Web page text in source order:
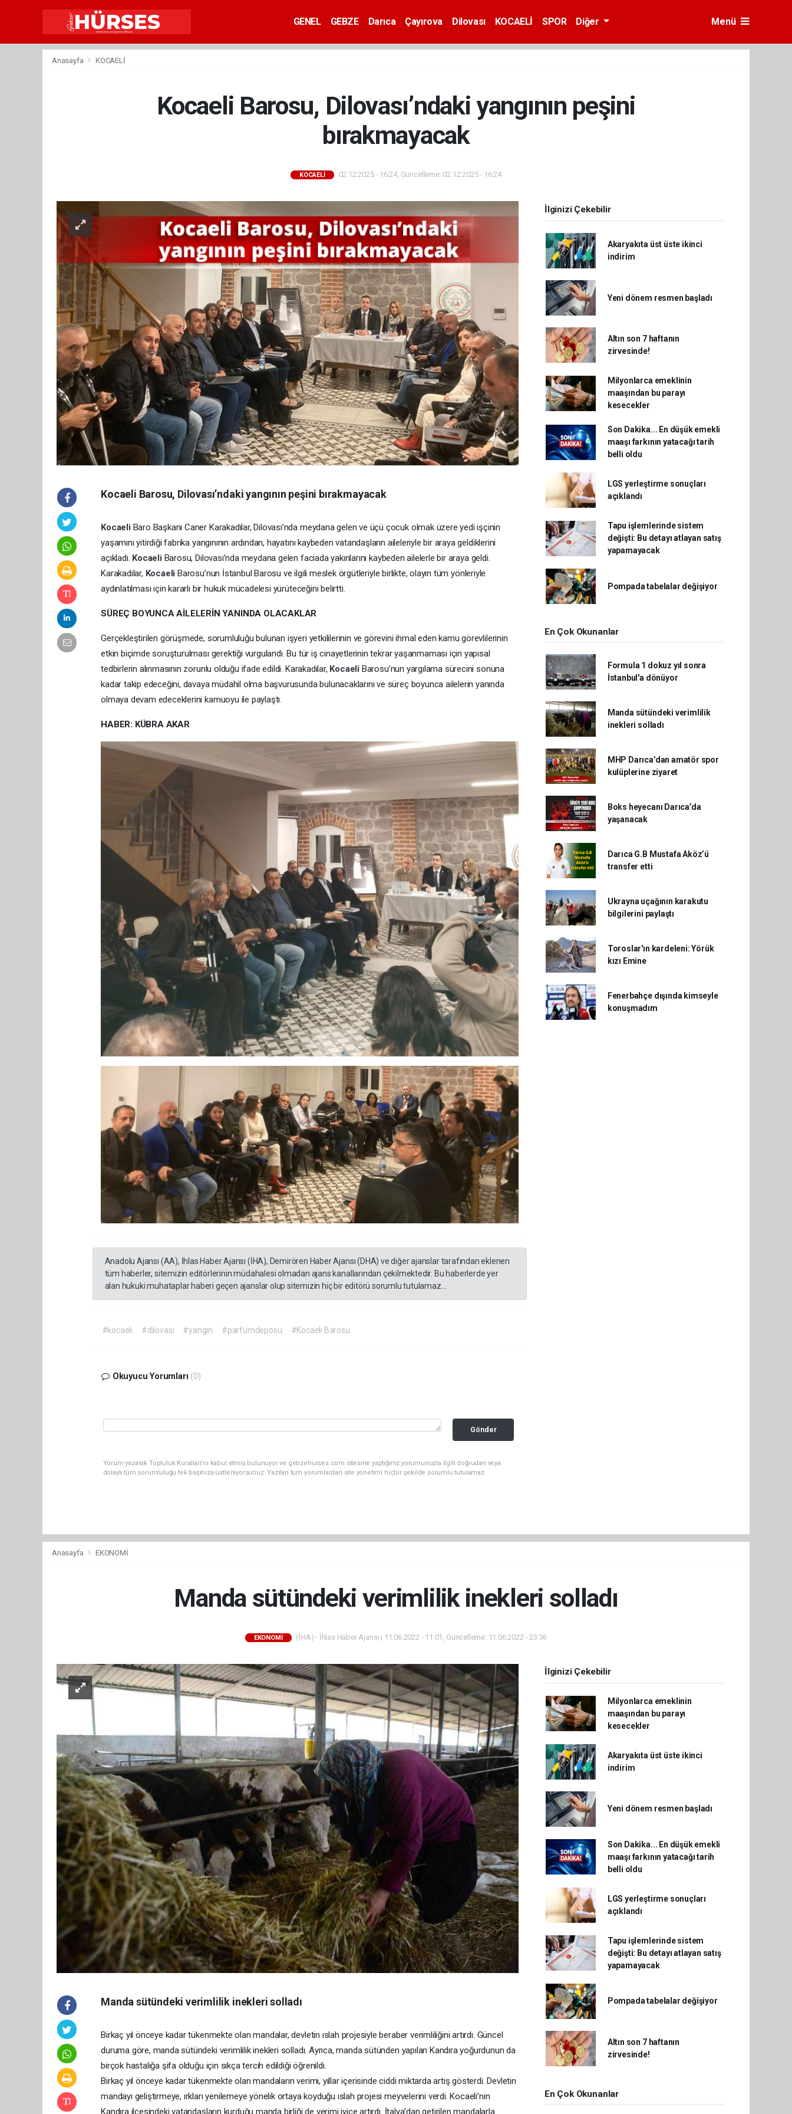
GENEL GEBZE Darıca Çayırova Dilovası KOCAELİ SPOR Diğer Menü
Anasayfa KOCAELİ
Kocaeli Barosu, Dilovası’ndaki yangının peşini
bırakmayacak
KOCAELİ 02.12.2025 - 16:24, Güncelleme: 02.12.2025 - 16:24
Kocaeli Barosu, Dilovası’ndaki yangının peşini bırakmayacak
Kocaeli Baro Başkanı Caner Karakadılar, Dilovası’nda meydana gelen ve üçü çocuk olmak üzere yedi işçinin
yaşamını yitirdiği fabrika yangınının ardından, hayatını kaybeden vatandaşların aileleriyle bir araya geldiklerini
açıkladı. Kocaeli Barosu, Dilovası’nda meydana gelen faciada yakınlarını kaybeden ailelerle bir araya geldi.
Karakadılar, KocaeliBarosu’nun İstanbul Barosu ve ilgili meslek örgütleriyle birlikte, olayın tüm yönleriyle
aydınlatılması için kararlı bir hukuk mücadelesi yürüteceğini belirtti.
SÜREÇ BOYUNCA AİLELERİN YANINDA OLACAKLAR
Gerçekleştirilen görüşmede, sorumluluğu bulunan işyeri yetkililerinin ve görevini ihmal eden kamu görevlilerinin
etkin biçimde soruşturulması gerektiği vurgulandı. Bu tür iş cinayetlerinin tekrar yaşanmaması için yapısal
tedbirlerin alınmasının zorunlu olduğu ifade edildi. Karakadılar, Kocaeli Barosu’nun yargılama sürecini sonuna
kadar takip edeceğini, davaya müdahil olma başvurusunda bulunacaklarını ve süreç boyunca ailelerin yanında
olmaya devam edeceklerini kamuoyu ile paylaştı.
HABER: KÜBRA AKAR
Anadolu Ajansı (AA), İhlas Haber Ajansı (İHA), Demirören Haber Ajansı (DHA) ve diğer ajanslar tarafından eklenen
tüm haberler, sitemizin editörlerinin müdahalesi olmadan ajans kanallarından çekilmektedir. Bu haberlerde yer
alan hukuki muhataplar haberi geçen ajanslar olup sitemizin hiç bir editörü sorumlu tutulamaz...
#kocaeli #dilovası #yangın #parfümdeposu #Kocaeli Barosu
Okuyucu Yorumları (0)
Gönder
Yorum yazarak Topluluk Kuralları’nı kabul etmiş bulunuyor ve gebzehurses.com sitesine yaptığınız yorumunuzla ilgili doğrudan veya
dolaylı tüm sorumluluğu tek başınıza üstleniyorsunuz. Yazılan tüm yorumlardan site yönetimi hiçbir şekilde sorumlu tutulamaz.
İlginizi Çekebilir
Akaryakıta üst üste ikinci
indirim
Yeni dönem resmen başladı
Altın son 7 haftanın
zirvesinde!
Milyonlarca emeklinin
maaşından bu parayı
kesecekler
Son Dakika... En düşük emekli
maaşı farkının yatacağı tarih
belli oldu
LGS yerleştirme sonuçları
açıklandı
Tapu işlemlerinde sistem
değişti: Bu detayı atlayan satış
yapamayacak
Pompada tabelalar değişiyor
En Çok Okunanlar
Formula 1 dokuz yıl sonra
İstanbul'a dönüyor
Manda sütündeki verimlilik
inekleri solladı
MHP Darıca’dan amatör spor
kulüplerine ziyaret
Boks heyecanı Darıca’da
yaşanacak
Darıca G.B Mustafa Aköz’ü
transfer etti
Ukrayna uçağının karakutu
bilgilerini paylaştı
Toroslar'ın kardeleni: Yörük
kızı Emine
Fenerbahçe dışında kimseyle
konuşmadım
Anasayfa EKONOMİ
Manda sütündeki verimlilik inekleri solladı
EKONOMİ (İHA) - İhlas Haber Ajansı | 11.06.2022 - 11:01, Güncelleme: 11.06.2022 - 23:36
Manda sütündeki verimlilik inekleri solladı
Birkaç yıl önceye kadar tükenmekte olan mandalar, devletin ıslah projesiyle beraber verimliliğini artırdı. Güncel
duruma göre, manda sütündeki verimlilik inekleri solladı. Ayrıca, manda sütünden yapılan Kandıra yoğurdunun da
birçok hastalığa şifa olduğu için sıkça tercih edildiği öğrenildi.
Birkaç yıl önceye kadar tükenmekte olan mandaların verimi, yıllar içerisinde ciddi miktarda artış gösterdi. Devletin
mandayı geliştirmeye, ırkları yenilemeye yönelik ortaya koyduğu ıslah projesi meyvelerini verdi. Kocaeli’nin
Kandıra ilçesindeki vatandaşların kurduğu manda birliği de verimi iyice artırdı. İtalya’dan getirilen mandalarla
İlginizi Çekebilir
Milyonlarca emeklinin
maaşından bu parayı
kesecekler
Akaryakıta üst üste ikinci
indirim
Yeni dönem resmen başladı
Son Dakika... En düşük emekli
maaşı farkının yatacağı tarih
belli oldu
LGS yerleştirme sonuçları
açıklandı
Tapu işlemlerinde sistem
değişti: Bu detayı atlayan satış
yapamayacak
Pompada tabelalar değişiyor
Altın son 7 haftanın
zirvesinde!
En Çok Okunanlar